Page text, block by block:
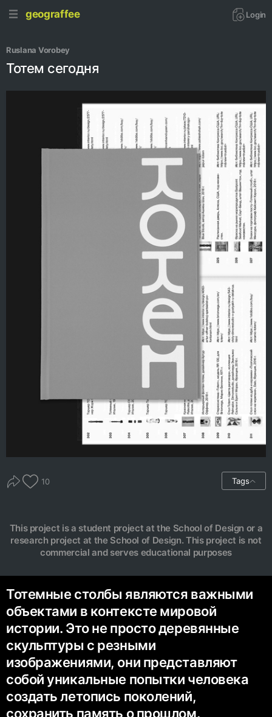
geograffee Login
Ruslana Vorobey
Тотем сегодня
10 Tags
This project is a student project at the School of Design or a
research project at the School of Design. This project is not
commercial and serves educational purposes
Тотемные столбы являются важными
объектами в контексте мировой
истории. Это не просто деревянные
скульптуры с резными
изображениями, они представляют
собой уникальные попытки человека
создать летопись поколений,
сохранить память о прошлом.